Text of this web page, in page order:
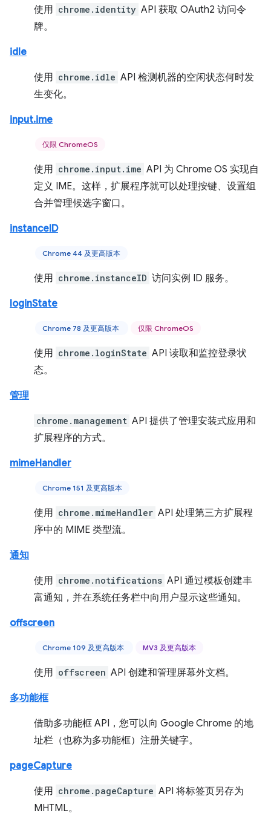
使用 chrome.identity API 获取 OAuth2 访问令
牌。
idle
使用 chrome.idle API 检测机器的空闲状态何时发
生变化。
input.ime
仅限 ChromeOS
使用 chrome.input.ime API 为 Chrome OS 实现自
定义 IME。这样，扩展程序就可以处理按键、设置组
合并管理候选字窗口。
instanceID
Chrome 44 及更高版本
使用 chrome.instanceID 访问实例 ID 服务。
loginState
Chrome 78 及更高版本 仅限 ChromeOS
使用 chrome.loginState API 读取和监控登录状
态。
管理
chrome.management API 提供了管理安装式应用和
扩展程序的方式。
mimeHandler
Chrome 151 及更高版本
使用 chrome.mimeHandler API 处理第三方扩展程
序中的 MIME 类型流。
通知
使用 chrome.notifications API 通过模板创建丰
富通知，并在系统任务栏中向用户显示这些通知。
offscreen
Chrome 109 及更高版本 MV3 及更高版本
使用 offscreen API 创建和管理屏幕外文档。
多功能框
借助多功能框 API，您可以向 Google Chrome 的地
址栏（也称为多功能框）注册关键字。
pageCapture
使用 chrome.pageCapture API 将标签页另存为
MHTML。